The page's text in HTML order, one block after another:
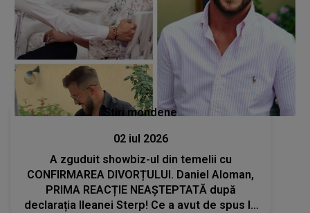
Stiri mondene
02 iul 2026
A zguduit showbiz-ul din temelii cu
CONFIRMAREA DIVORȚULUI. Daniel Aloman,
PRIMA REACȚIE NEAȘTEPTATĂ după
declarația Ileanei Sterp! Ce a avut de spus la